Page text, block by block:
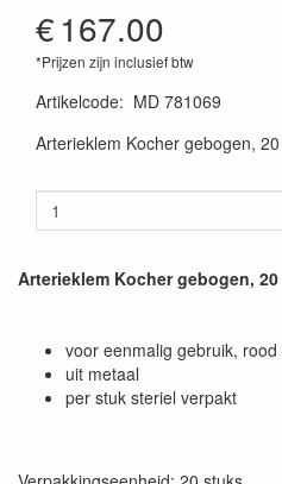
€167.00
*Prijzen zijn inclusief btw
Artikelcode: MD 781069
Arterieklem Kocher gebogen,
Arterieklem Kocher gebogen,
voor eenmalig gebruik,
uit metaal
per stuk steriel verpakt